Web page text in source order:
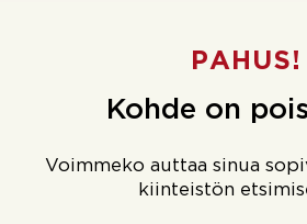
PAHUS!
Kohde on
Voimmeko auttaa sinua
kiinteistön